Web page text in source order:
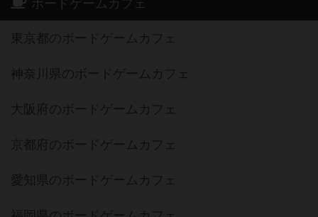
ボードゲームカフェ
東京都のボードゲームカフェ
神奈川県のボードゲームカフェ
大阪府のボードゲームカフェ
京都府のボードゲームカフェ
愛知県のボードゲームカフェ